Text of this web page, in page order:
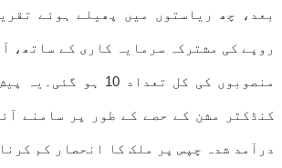
روپے کی مشترکہ سرمایہ کاری کے ساتھ،
منصوبوں کی کل تعداد
کنڈکٹر مشن کے حصے کے طور پر سامنے
درآمد شدہ چپس پر ملک کا انحصار کم